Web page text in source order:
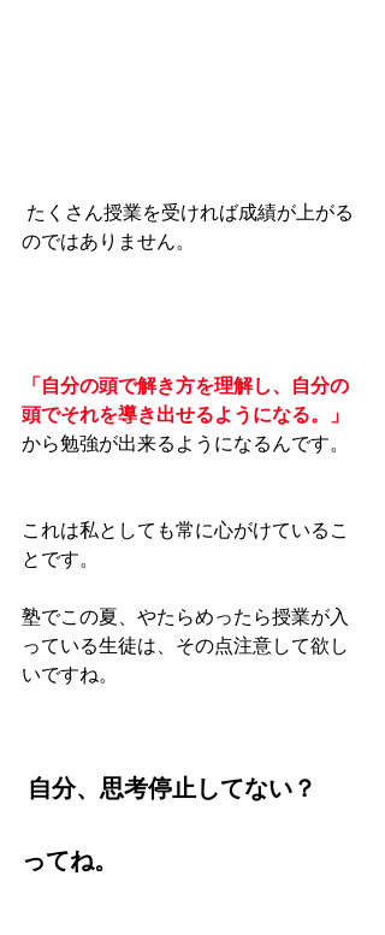
のではありません。
「自分の頭で解き方を理解し、自分の
頭でそれを導き出せるようになる。」
から勉強が出来るようになるんです。
これは私としても常に心がけているこ
とです。
塾でこの夏、やたらめったら授業が入
っている生徒は、その点注意して欲し
いですね。
自分、思考停止してない？
ってね。